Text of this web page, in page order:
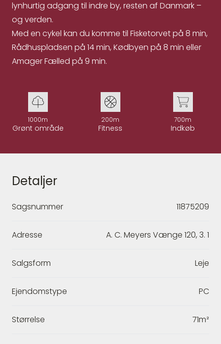
lynhurtig adgang til indre by, resten af Danmark –
og verden.
Med en cykel kan du komme til Fisketorvet på 8 min,
Rådhuspladsen på 14 min, Kødbyen på 8 min eller
Amager Fælled på 9 min.
1000m
Grønt område
200m
Fitness
700m
Indkøb
Detaljer
Sagsnummer 11875209
Adresse A. C. Meyers Vænge 120, 3. 1
Salgsform Leje
Ejendomstype PC
Størrelse 71m²